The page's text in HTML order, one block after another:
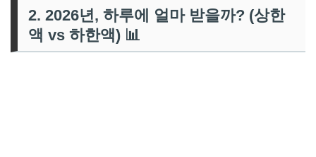
2. 2026년, 하루에 얼마 받을까? (상한
액 vs 하한액) 📊